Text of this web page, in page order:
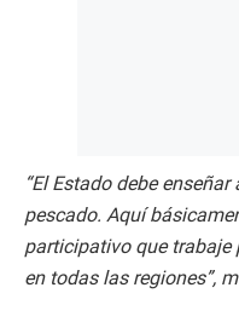
“El Estado debe
pescado. Aquí
participativo que trabaje
en todas las regiones”,